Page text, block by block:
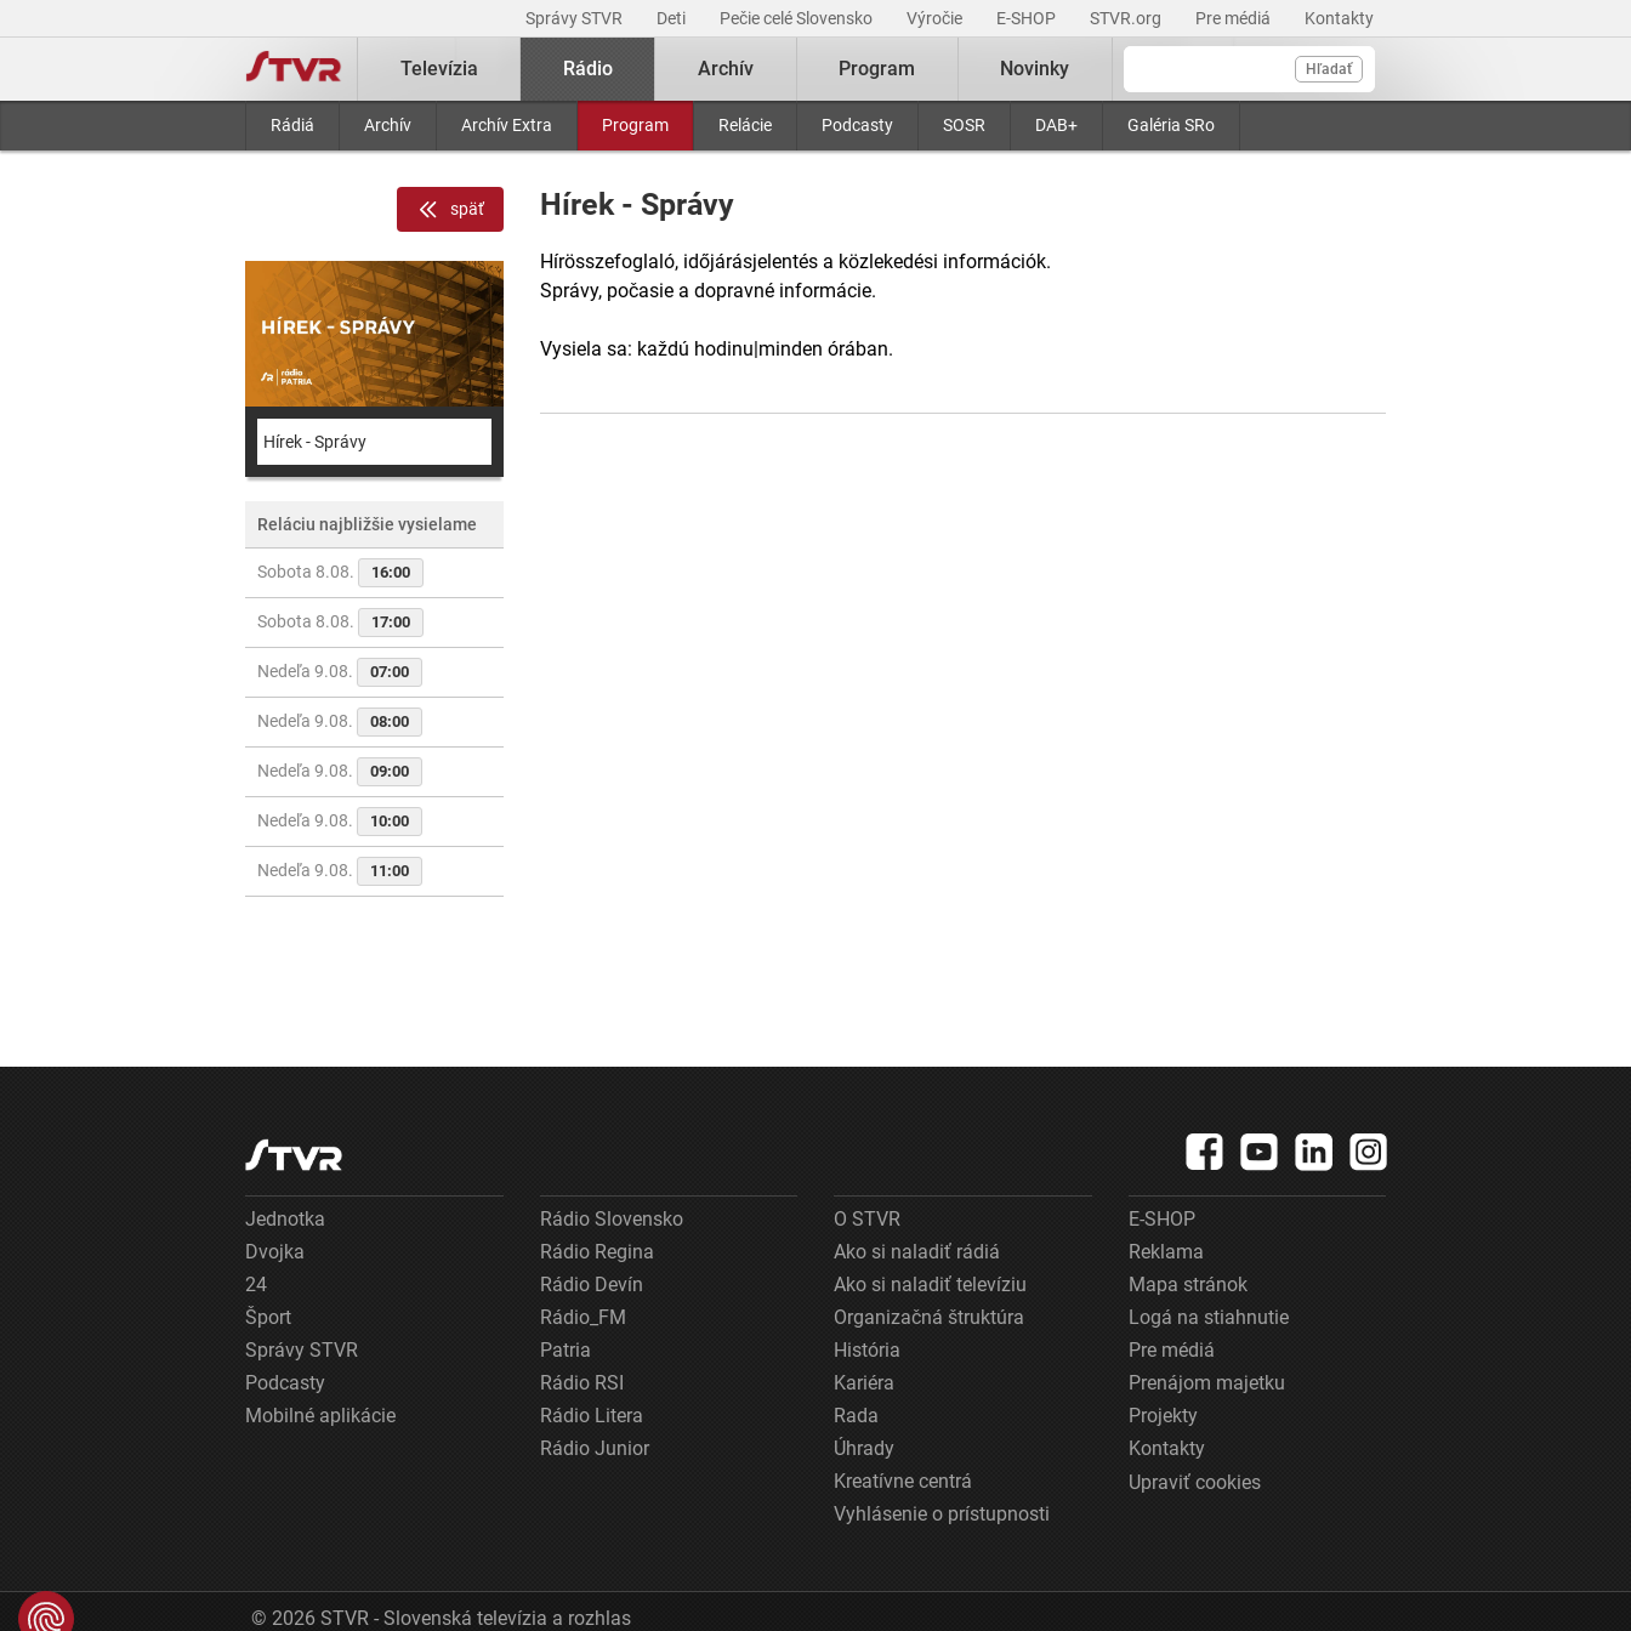
Správy STVR Deti Pečie celé Slovensko Výročie E-SHOP STVR.org Pre médiá Kontakty
Hľadať
Televízia Rádio
Rádiá Archív Archív Extra Program Relácie Podcasty SOSR DAB+ Galéria SRo
Archív Program Novinky
späť
Hírek - Správy
Reláciu najbližšie vysielame
Sobota 8.08. 16:00
Sobota 8.08. 17:00
Nedeľa 9.08. 07:00
Nedeľa 9.08. 08:00
Nedeľa 9.08. 09:00
Nedeľa 9.08. 10:00
Nedeľa 9.08. 11:00
Hírek - Správy
Hírösszefoglaló, időjárásjelentés a közlekedési információk.
Správy, počasie a dopravné informácie.
Vysiela sa: každú hodinu|minden órában.
Jednotka
Dvojka
24
Šport
Správy STVR
Podcasty
Mobilné aplikácie
Rádio Slovensko
Rádio Regina
Rádio Devín
Rádio_FM
Patria
Rádio RSI
Rádio Litera
Rádio Junior
O STVR
Ako si naladiť rádiá
Ako si naladiť televíziu
Organizačná štruktúra
História
Kariéra
Rada
Úhrady
Kreatívne centrá
Vyhlásenie o prístupnosti
E-SHOP
Reklama
Mapa stránok
Logá na stiahnutie
Pre médiá
Prenájom majetku
Projekty
Kontakty
Upraviť cookies
© 2026 STVR - Slovenská televízia a rozhlas